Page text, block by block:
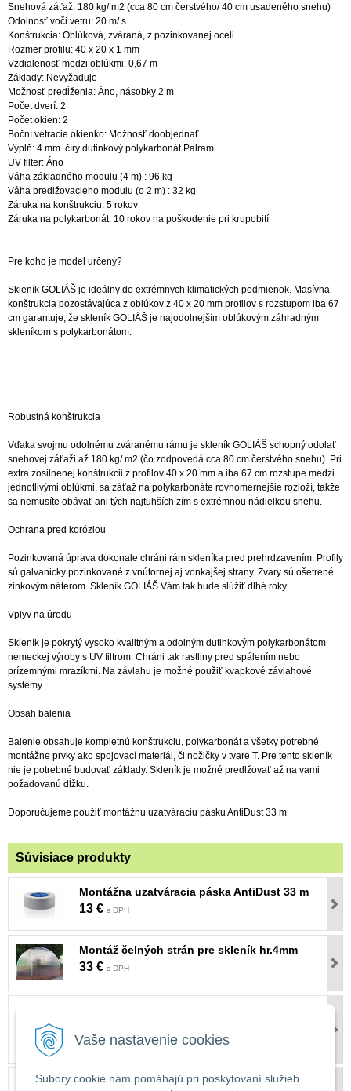
Vaše nastavenie cookies
Súbory cookie nám pomáhajú pri poskytovaní služieb
Snehová záťaž: 180 kg/ m2 (cca 80 cm čerstvého/ 40 cm usadeného snehu)
Odolnosť voči vetru: 20 m/ s
Konštrukcia: Oblúková, zváraná, z pozinkovanej oceli
Rozmer profilu: 40 x 20 x 1 mm
Vzdialenosť medzi oblúkmi: 0,67 m
Základy: Nevyžaduje
Možnosť predĺženia: Áno, násobky 2 m
Počet dverí: 2
Počet okien: 2
Boční vetracie okienko: Možnosť doobjednať
Výplň: 4 mm. číry dutinkový polykarbonát Palram
UV filter: Áno
Váha základného modulu (4 m) : 96 kg
Váha predlžovacieho modulu (o 2 m) : 32 kg
Záruka na konštrukciu: 5 rokov
Záruka na polykarbonát: 10 rokov na poškodenie pri krupobití
Pre koho je model určený?
Skleník GOLIÁŠ je ideálny do extrémnych klimatických podmienok. Masívna
konštrukcia pozostávajúca z oblúkov z 40 x 20 mm profilov s rozstupom iba 67
cm garantuje, že skleník GOLIÁŠ je najodolnejším oblúkovým záhradným
skleníkom s polykarbonátom.
Robustná konštrukcia
Vďaka svojmu odolnému zváranému rámu je skleník GOLIÁŠ schopný odolať
snehovej záťaži až 180 kg/ m2 (čo zodpovedá cca 80 cm čerstvého snehu). Pri
extra zosilnenej konštrukcii z profilov 40 x 20 mm a iba 67 cm rozstupe medzi
jednotlivými oblúkmi, sa záťaž na polykarbonáte rovnomernejšie rozloží, takže
sa nemusíte obávať ani tých najtuhších zím s extrémnou nádielkou snehu.
Ochrana pred koróziou
Pozinkovaná úprava dokonale chráni rám skleníka pred prehrdzavením. Profily
sú galvanicky pozinkované z vnútornej aj vonkajšej strany. Zvary sú ošetrené
zinkovým náterom. Skleník GOLIÁŠ Vám tak bude slúžiť dlhé roky.
Vplyv na úrodu
Skleník je pokrytý vysoko kvalitným a odolným dutinkovým polykarbonátom
nemeckej výroby s UV filtrom. Chráni tak rastliny pred spálením nebo
prízemnými mrazíkmi. Na závlahu je možné použiť kvapkové závlahové
systémy.
Obsah balenia
Balenie obsahuje kompletnú konštrukciu, polykarbonát a všetky potrebné
montážne prvky ako spojovací materiál, či nožičky v tvare T. Pre tento skleník
nie je potrebné budovať základy. Skleník je možné predlžovať až na vami
požadovanú dĺžku.
Doporučujeme použiť montážnu uzatváraciu pásku AntiDust 33 m
Súvisiace produkty
Montážna uzatváracia páska AntiDust 33 m
13 € s DPH
Montáž čelných strán pre skleník hr.4mm
33 € s DPH
41 € s DPH
AUTOMATICKÝ OTVÁRAČ SKLENÍKOVÝCH